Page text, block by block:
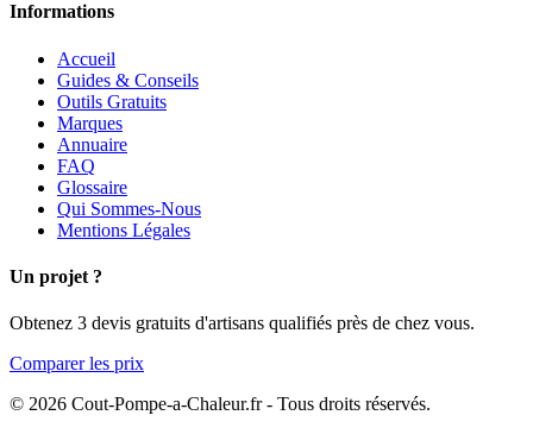
Informations
Accueil
Guides & Conseils
Outils Gratuits
Marques
Annuaire
FAQ
Glossaire
Qui Sommes-Nous
Mentions Légales
Un projet ?
Obtenez 3 devis gratuits d'artisans qualifiés près de chez vous.
Comparer les prix
© 2026 Cout-Pompe-a-Chaleur.fr - Tous droits réservés.